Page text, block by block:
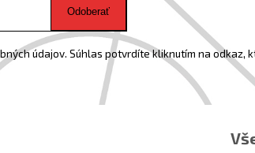
Odoberať
údajov. Súhlas potvrdíte kliknutím na odkaz,